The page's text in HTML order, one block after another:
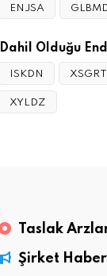
ENJSA
Dahil Olduğu
ISKDN XSGRT
XYLDZ
Taslak
Şirket